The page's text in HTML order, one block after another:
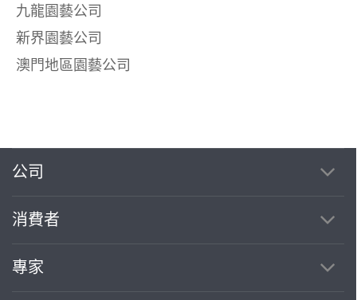
九龍園藝公司
新界園藝公司
澳門地區園藝公司
公司
消費者
專家